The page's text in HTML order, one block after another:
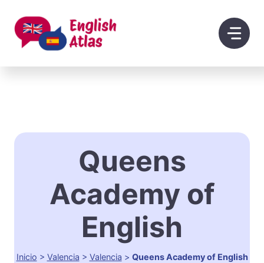
contenido
Queens
Academy of
English
Inicio > Valencia > Valencia > Queens Academy of English